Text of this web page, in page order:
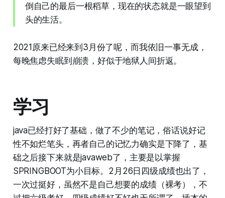
倒自己的最后一根稻草，现在的状态就是一眼望到
头的生活。
2021原来已经来到3月份了呢，而我依旧一事无成，
每晚焦虑失眠到崩溃，好似于地狱人间折返。
学习
java已经打好了基础，做了不少的笔记，俗话说好记
性不如烂笔头，再者自己的记忆力确实是下降了，基
础之后接下来就是javaweb了，主要是以掌握
SPRINGBOOT为小目标。2月26日四级成绩也出了，
一次过挺好，虽然不是自己想要的成绩（裸考），不